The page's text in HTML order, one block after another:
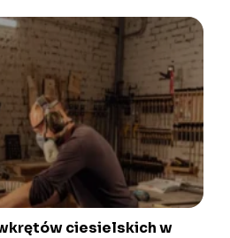
ciesielskich w